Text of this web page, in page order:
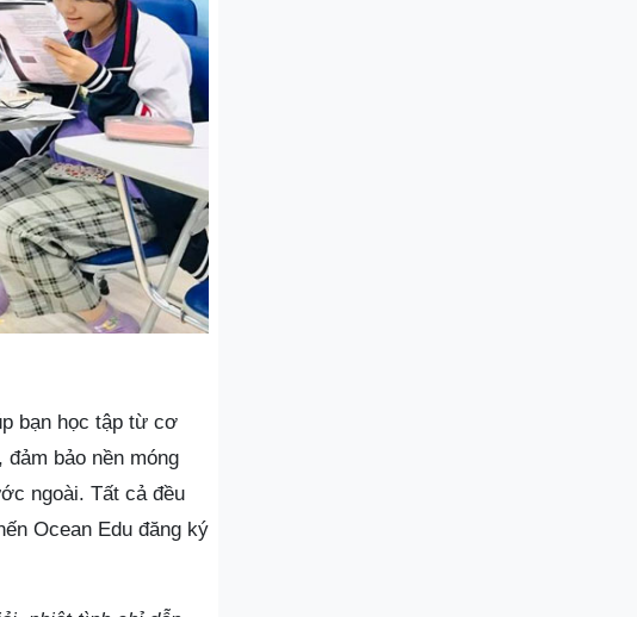
bạn học tập từ cơ
bảo nền móng
ngoài. Tất cả đều
Ocean Edu đăng ký